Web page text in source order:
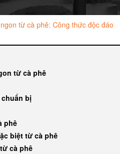
từ cà phê: Công thức độc đáo
từ cà phê
bị
phê
biệt từ cà phê
cà phê